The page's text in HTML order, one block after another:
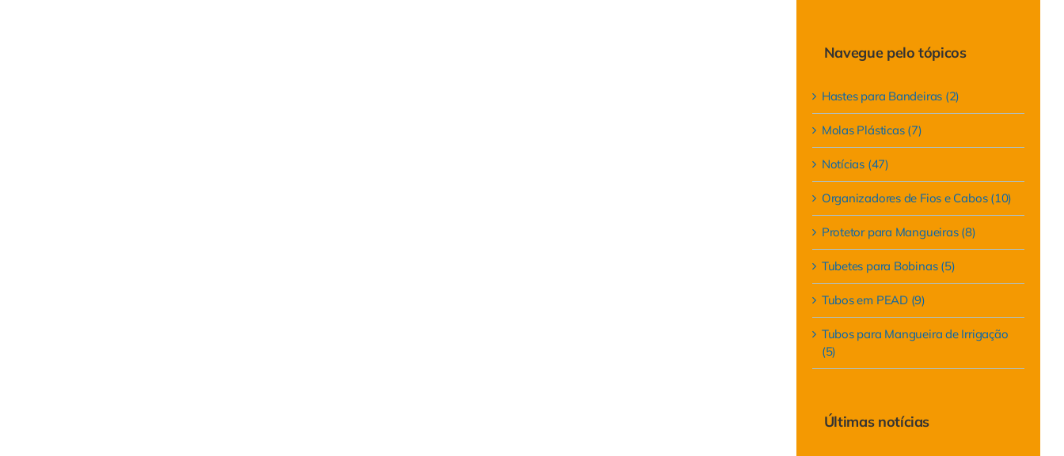
Navegue pelo tópicos
Hastes para Bandeiras (2)
Molas Plásticas (7)
Notícias (47)
Organizadores de Fios e Cabos (10)
Protetor para Mangueiras (8)
Tubetes para Bobinas (5)
Tubos em PEAD (9)
Tubos para Mangueira de Irrigação
(5)
Últimas notícias